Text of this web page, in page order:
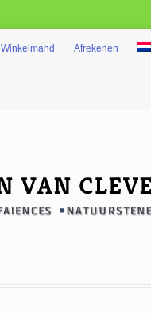
Winkelmand Afrekenen